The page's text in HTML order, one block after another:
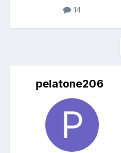
14
pelatone206